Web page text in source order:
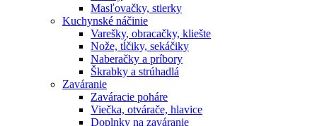
Masľovačky, stierky
Kuchynské náčinie
Varešky, obracačky, kliešte
Nože, tĺčiky, sekáčiky
Naberačky a príbory
Škrabky a strúhadlá
Zaváranie
Zaváracie poháre
Viečka, otvárače, hlavice
Doplnky na zaváranie